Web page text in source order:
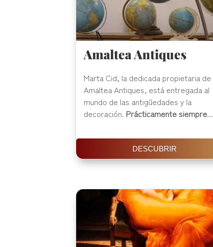
Amaltea Antiques
Marta Cid, la dedicada propietaria de
Amaltea Antiques, está entregada al
mundo de las antigüedades y la
decoración. Prácticamente siempre...
DESCUBRIR